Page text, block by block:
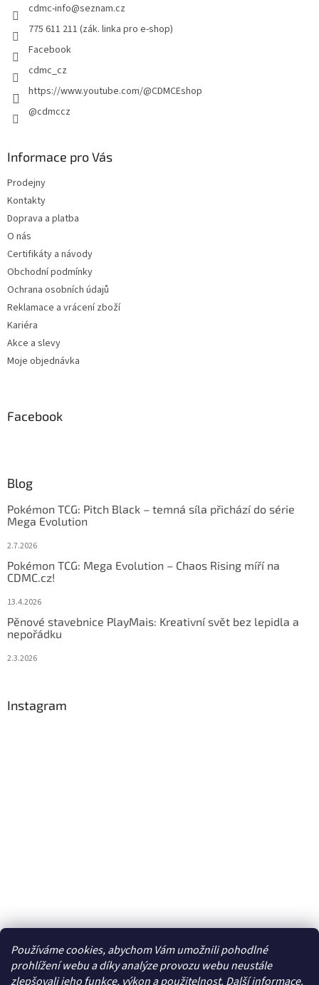
Používáme cookies, abychom Vám umožnili pohodlné
prohlížení webu a díky analýze provozu webu neustále
zlepšovali jeho funkce, výkon a použitelnost. Dalšíinformace.
cdmc-info@seznam.cz
775 611 211 (zák. linka pro e-shop)
Facebook
cdmc_cz
https://www.youtube.com/@CDMCEshop
@cdmccz
Informace pro Vás
Prodejny
Kontakty
Doprava a platba
O nás
Certifikáty a návody
Obchodní podmínky
Ochrana osobních údajů
Reklamace a vrácení zboží
Kariéra
Akce a slevy
Moje objednávka
Facebook
Blog
Pokémon TCG: Pitch Black – temná síla přichází do série
Mega Evolution
2.7.2026
Pokémon TCG: Mega Evolution – Chaos Rising míří na
CDMC.cz!
13.4.2026
Pěnové stavebnice PlayMais: Kreativní svět bez lepidla a
nepořádku
2.3.2026
Instagram
Sledovat na Instagramu